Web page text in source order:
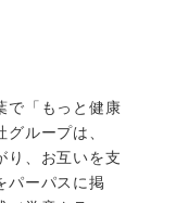
で「もっと健康
ループは、
り、お互いを支
パーパスに掲